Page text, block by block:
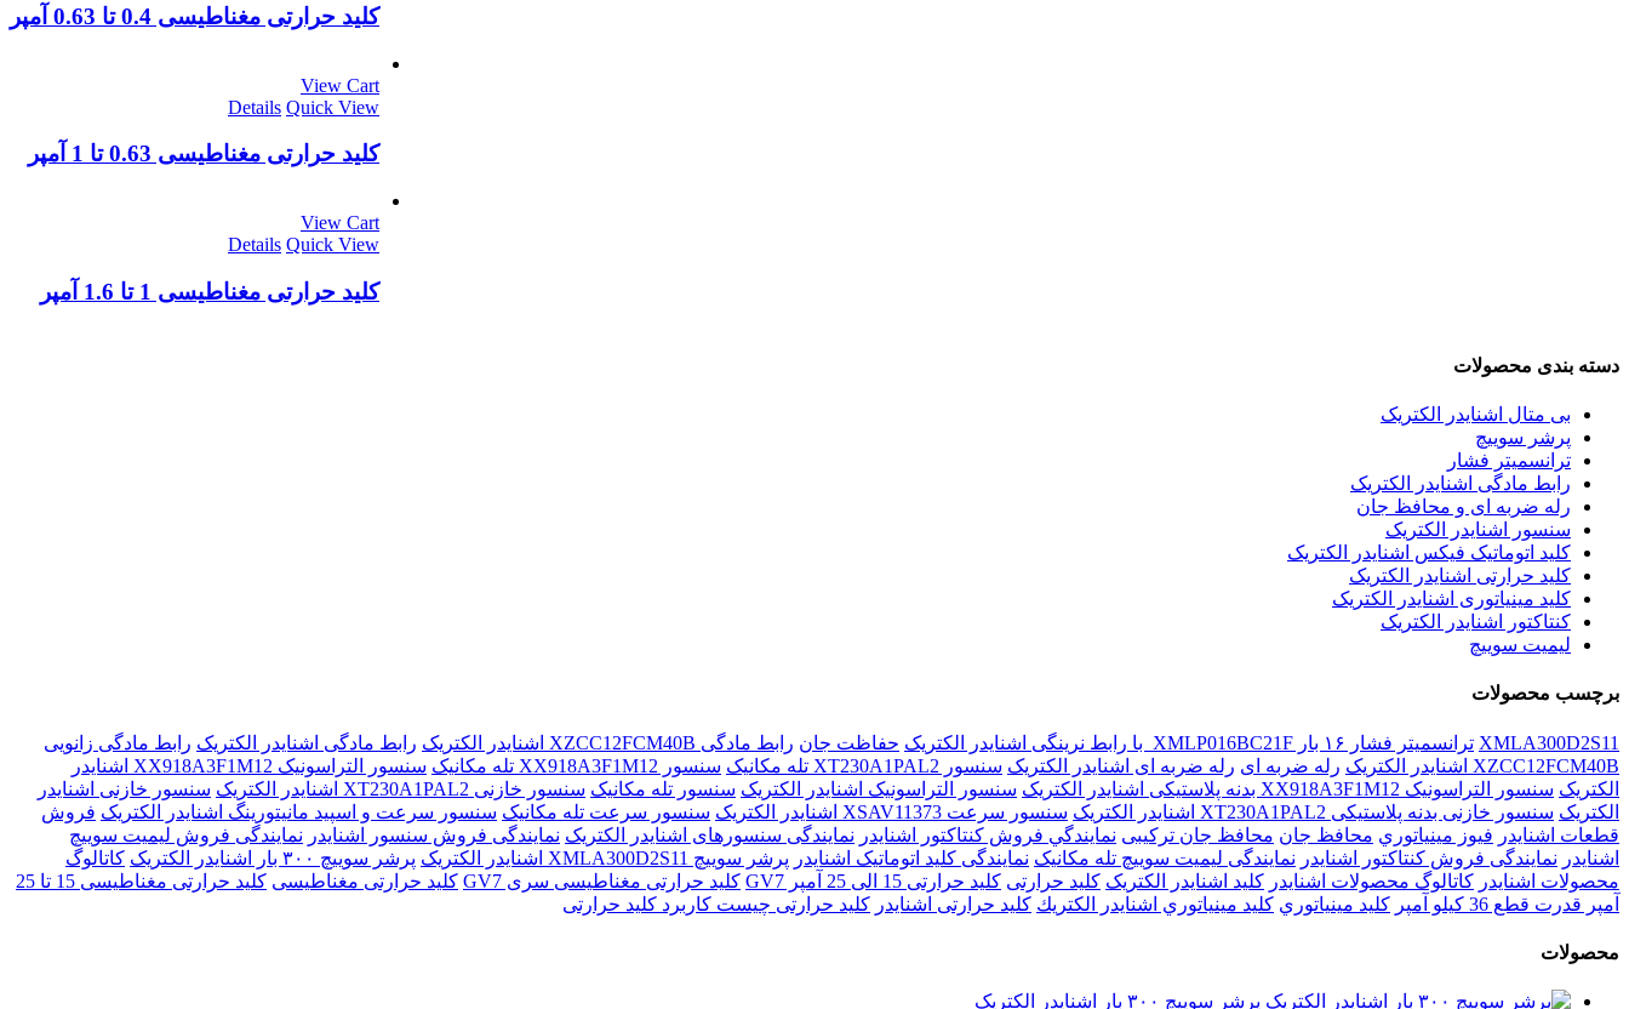
کليد حرارتی مغناطیسی 0.4 تا 0.63 آمپر
View Cart
Details Quick View
کليد حرارتی مغناطیسی 0.63 تا 1 آمپر
View Cart
Details Quick View
کليد حرارتی مغناطیسی 1 تا 1.6 آمپر
دسته بندی محصولات
بی متال اشنایدر الکتریک
پرشر سوییچ
ترانسمیتر فشار
رابط مادگی اشنایدر الکتریک
رله ضربه ای و محافظ جان
سنسور اشنایدر الکتریک
کلید اتوماتیک فیکس اشنایدر الکتریک
کلید حرارتی اشنایدر الکتریک
کلید مينياتوری اشنایدر الکتریک
کنتاکتور اشنایدر الکتریک
لیمیت سوییچ
برچسب محصولات
XMLA300D2S11 ترانسمیتر فشار ۱۶ بار XMLP016BC21F با رابط نرینگی اشنایدر الکتریک حفاظت جان رابط مادگی XZCC12FCM40B اشنایدر الکتریک رابط مادگی اشنایدر الکتریک رابط مادگی زانویی
XZCC12FCM40B اشنایدر الکتریک
رله ضربه ای رله ضربه ای اشنایدر الکتریک سنسور XT230A1PAL2 تله مکانیک سنسور XX918A3F1M12 تله مکانیک
سنسور التراسونیک XX918A3F1M12 اشنایدر
الکتریک سنسور التراسونیک XX918A3F1M12 بدنه پلاستیکی اشنایدر الکتریک سنسور التراسونیک اشنایدر الکتریک سنسور تله مکانیک سنسور خازنی XT230A1PAL2 اشنایدر الکتریک
سنسور خازنی اشنایدر
الکتریک سنسور خازنی بدنه پلاستیکی XT230A1PAL2 اشنایدر الکتریک سنسور سرعت XSAV11373 اشنایدر الکتریک سنسور سرعت تله مکانیک سنسور سرعت و اسپید مانیتورینگ اشنایدر الکتریک فروش
قطعات اشنايدر فيوز مينياتوري محافظ جان محافظ جان ترکیبی نمايندگي فروش کنتاکتور اشنايدر نمایندگی سنسورهای اشنایدر الکتریک نمایندگی فروش سنسور اشنایدر نمایندگی فروش لیمیت سوییچ
اشنایدر نمایندگی فروش کنتاکتور اشنایدر نمایندگی لیمیت سوییچ تله مکانیک نمایندگی کلید اتوماتیک اشنایدر پرشر سوییچ XMLA300D2S11 اشنایدر الکتریک پرشر سوییچ ۳۰۰ بار اشنایدر الکتریک
کاتالوگ
محصولات اشنايدر کاتالوگ محصولات اشنایدر کليد اشنايدر الکتريک کليد حرارتی کليد حرارتی 15 الی 25 آمپر GV7 کليد حرارتی مغناطيسی سری GV7 کليد حرارتی مغناطیسی
کليد حرارتی مغناطیسی 15 تا 25
آمپر قدرت قطع 36 کیلو آمپر
کليد مينياتوري کليد مينياتوري اشنايدر الكتريك کلید حرارتی اشنایدر کلید حرارتی چیست کاربرد کلید حرارتی
محصولات
پرشر سوییچ ۳۰۰ بار اشنایدر الکتریک